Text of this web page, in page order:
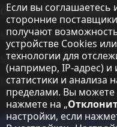
О корпорации Sharp
Sharp Europe (Sharp for
Sharp Printers
Sharp IT Services
Если вы соглашаетесь
сторонние
получают
устройстве Cookies
технологии для
(например, IP-адрес) и
статистики и анализа
пределами. Вы можете
нажмете на „
настройки, если